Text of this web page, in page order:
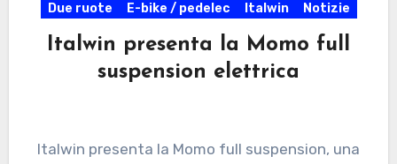
Due ruote E-bike / pedelec Italwin Notizie
Italwin presenta la Momo full
suspension elettrica
Italwin presenta la Momo full suspension, una